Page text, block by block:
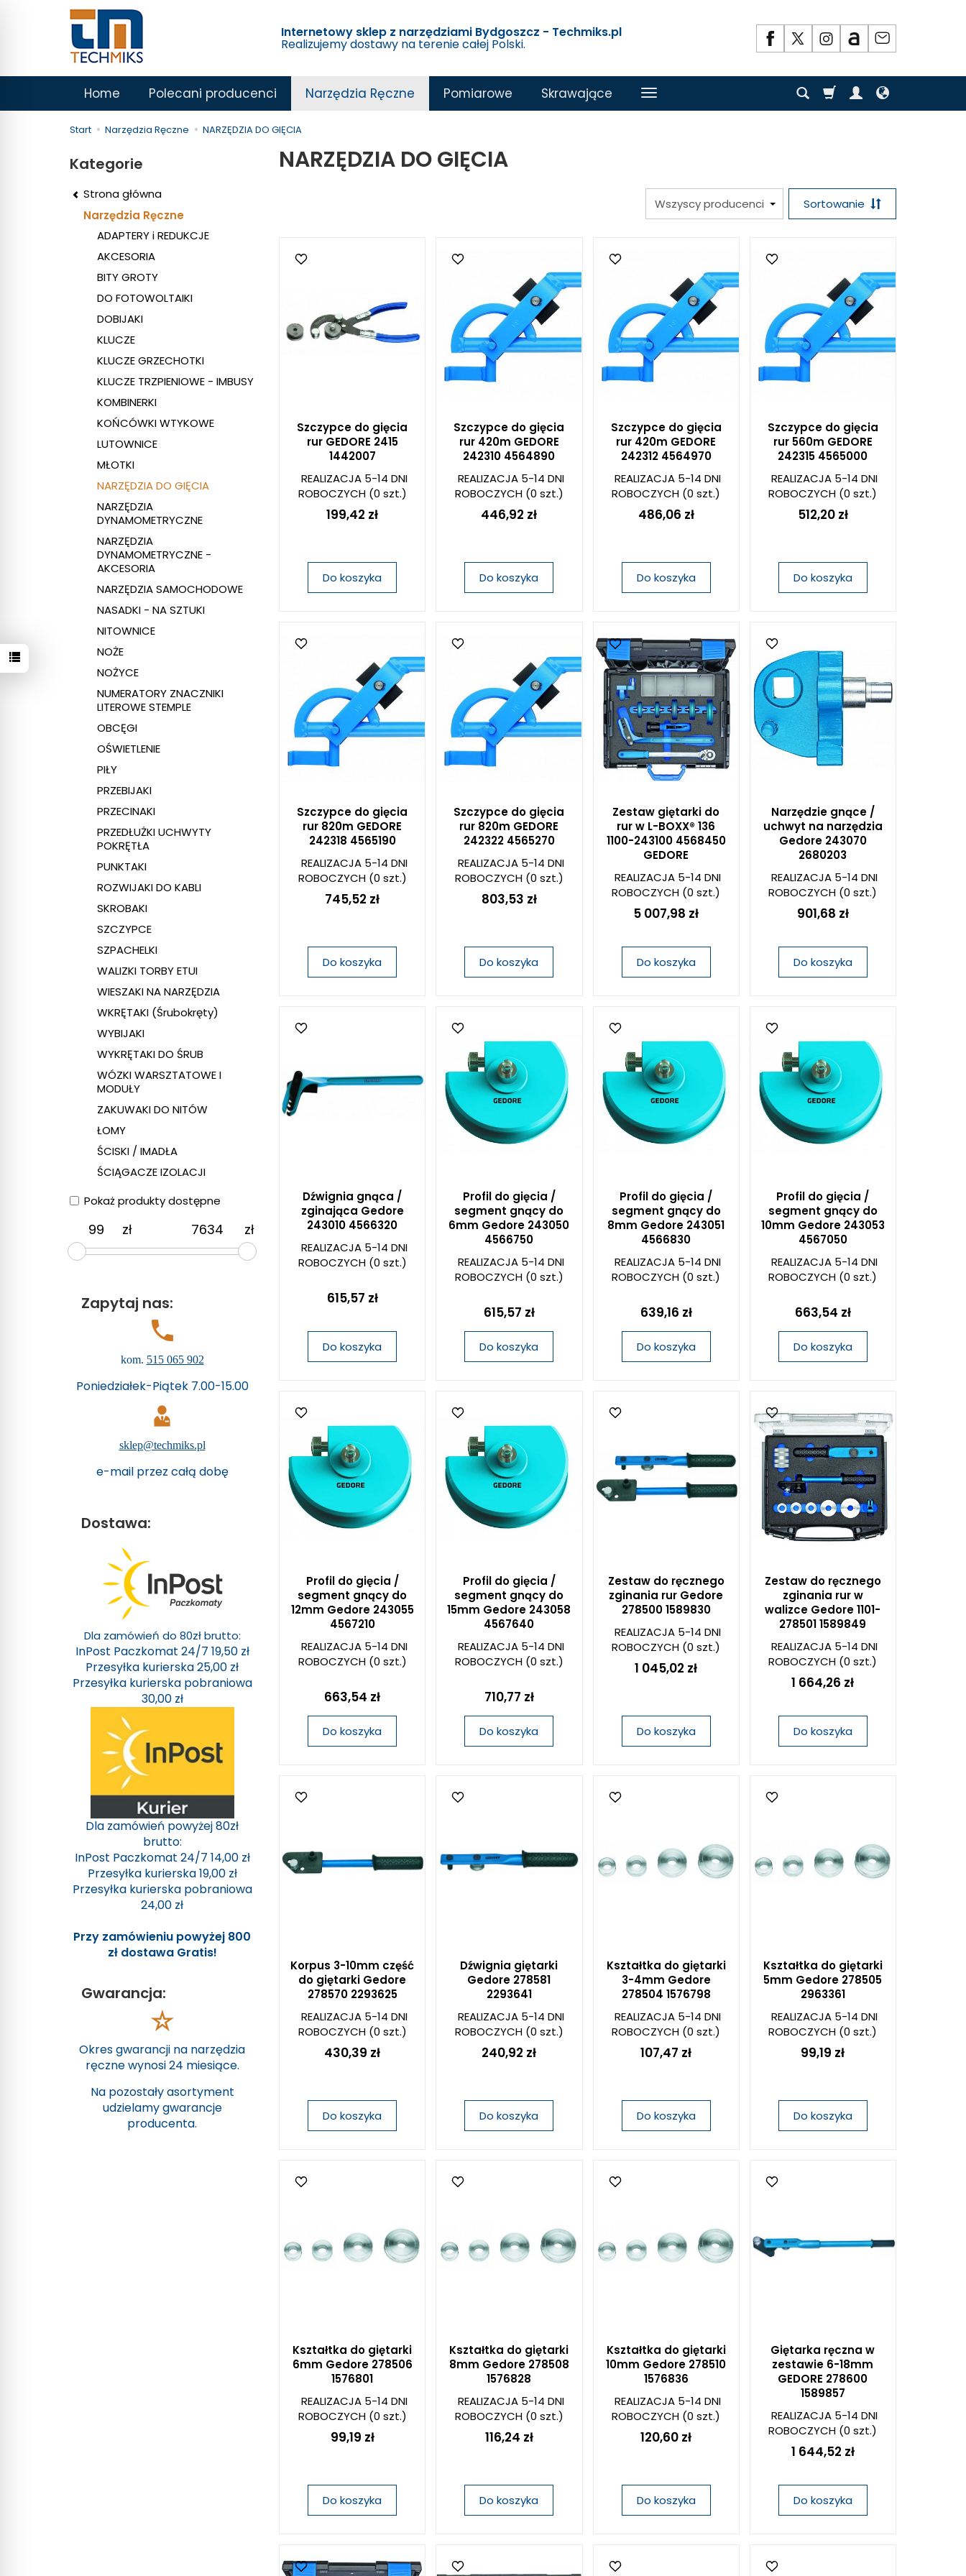
Internetowy sklep z narzędziami Bydgoszcz - Techmiks.pl
Realizujemy dostawy na terenie całej Polski.
Home Polecani producenci Narzędzia Ręczne Pomiarowe Skrawające
Start Narzędzia Ręczne NARZĘDZIA DO GIĘCIA
NARZĘDZIA DO GIĘCIA
Sortowanie
Szczypce do gięcia
rur GEDORE 2415
1442007
REALIZACJA 5-14 DNI
ROBOCZYCH(0 szt.)
199,42 zł
Do koszyka
Szczypce do gięcia
rur 420m GEDORE
242310 4564890
REALIZACJA 5-14 DNI
ROBOCZYCH(0 szt.)
446,92 zł
Do koszyka
Szczypce do gięcia
rur 420m GEDORE
242312 4564970
REALIZACJA 5-14 DNI
ROBOCZYCH (0 szt.)
486,06 zł
Do koszyka
Szczypce do gięcia
rur 560m GEDORE
242315 4565000
REALIZACJA 5-14 DNI
ROBOCZYCH (0 szt.)
512,20 zł
Do koszyka
Szczypce do gięcia
rur 820m GEDORE
242318 4565190
REALIZACJA 5-14 DNI
ROBOCZYCH(0 szt.)
745,52 zł
Do koszyka
Szczypce do gięcia
rur 820m GEDORE
242322 4565270
REALIZACJA 5-14 DNI
ROBOCZYCH(0 szt.)
803,53 zł
Do koszyka
Zestaw giętarki do
rur w L-BOXX® 136
1100-243100 4568450
GEDORE
REALIZACJA 5-14 DNI
ROBOCZYCH (0 szt.)
5 007,98 zł
Do koszyka
Narzędzie gnące /
uchwyt na narzędzia
Gedore 243070
2680203
REALIZACJA 5-14 DNI
ROBOCZYCH (0 szt.)
901,68 zł
Do koszyka
Dźwignia gnąca /
zginająca Gedore
243010 4566320
REALIZACJA 5-14 DNI
ROBOCZYCH(0 szt.)
615,57 zł
Do koszyka
Profil do gięcia /
segment gnący do
6mm Gedore 243050
4566750
REALIZACJA 5-14 DNI
ROBOCZYCH(0 szt.)
615,57 zł
Do koszyka
Profil do gięcia /
segment gnący do
8mm Gedore 243051
4566830
REALIZACJA 5-14 DNI
ROBOCZYCH (0 szt.)
639,16 zł
Do koszyka
Profil do gięcia /
segment gnący do
10mm Gedore 243053
4567050
REALIZACJA 5-14 DNI
ROBOCZYCH (0 szt.)
663,54 zł
Do koszyka
Profil do gięcia /
segment gnący do
12mm Gedore 243055
4567210
REALIZACJA 5-14 DNI
ROBOCZYCH(0 szt.)
663,54 zł
Do koszyka
Profil do gięcia /
segment gnący do
15mm Gedore 243058
4567640
REALIZACJA 5-14 DNI
ROBOCZYCH(0 szt.)
710,77 zł
Do koszyka
Zestaw do ręcznego
zginania rur Gedore
278500 1589830
REALIZACJA 5-14 DNI
ROBOCZYCH (0 szt.)
1 045,02 zł
Do koszyka
Zestaw do ręcznego
zginania rur w
walizce Gedore 1101-
278501 1589849
REALIZACJA 5-14 DNI
ROBOCZYCH (0 szt.)
1 664,26 zł
Do koszyka
Korpus 3-10mm część
do giętarki Gedore
278570 2293625
REALIZACJA 5-14 DNI
ROBOCZYCH(0 szt.)
430,39 zł
Do koszyka
Dźwignia giętarki
Gedore 278581
2293641
REALIZACJA 5-14 DNI
ROBOCZYCH(0 szt.)
240,92 zł
Do koszyka
Kształtka do giętarki
3-4mm Gedore
278504 1576798
REALIZACJA 5-14 DNI
ROBOCZYCH (0 szt.)
107,47 zł
Do koszyka
Kształtka do giętarki
5mm Gedore 278505
2963361
REALIZACJA 5-14 DNI
ROBOCZYCH (0 szt.)
99,19 zł
Do koszyka
Kształtka do giętarki
6mm Gedore 278506
1576801
REALIZACJA 5-14 DNI
ROBOCZYCH(0 szt.)
99,19 zł
Do koszyka
Kształtka do giętarki
8mm Gedore 278508
1576828
REALIZACJA 5-14 DNI
ROBOCZYCH(0 szt.)
116,24 zł
Do koszyka
Kształtka do giętarki
10mm Gedore 278510
1576836
REALIZACJA 5-14 DNI
ROBOCZYCH (0 szt.)
120,60 zł
Do koszyka
Giętarka ręczna w
zestawie 6-18mm
GEDORE 278600
1589857
REALIZACJA 5-14 DNI
ROBOCZYCH (0 szt.)
1 644,52 zł
Do koszyka
Kategorie
Strona główna
Narzędzia Ręczne
ADAPTERY i REDUKCJE
AKCESORIA
BITY GROTY
DO FOTOWOLTAIKI
DOBIJAKI
KLUCZE
KLUCZE GRZECHOTKI
KLUCZE TRZPIENIOWE - IMBUSY
KOMBINERKI
KOŃCÓWKI WTYKOWE
LUTOWNICE
MŁOTKI
NARZĘDZIA DO GIĘCIA
NARZĘDZIA
DYNAMOMETRYCZNE
NARZĘDZIA
DYNAMOMETRYCZNE -
AKCESORIA
NARZĘDZIA SAMOCHODOWE
NASADKI - NA SZTUKI
NITOWNICE
NOŻE
NOŻYCE
NUMERATORY ZNACZNIKI
LITEROWE STEMPLE
OBCĘGI
OŚWIETLENIE
PIŁY
PRZEBIJAKI
PRZECINAKI
PRZEDŁUŻKI UCHWYTY
POKRĘTŁA
PUNKTAKI
ROZWIJAKI DO KABLI
SKROBAKI
SZCZYPCE
SZPACHELKI
WALIZKI TORBY ETUI
WIESZAKI NA NARZĘDZIA
WKRĘTAKI (Śrubokręty)
WYBIJAKI
WYKRĘTAKI DO ŚRUB
WÓZKI WARSZTATOWE I
MODUŁY
ZAKUWAKI DO NITÓW
ŁOMY
ŚCISKI / IMADŁA
ŚCIĄGACZE IZOLACJI
Pokaż produkty dostępne
zł zł
Zapytaj nas:
kom. 515 065 902
Poniedziałek-Piątek 7.00-15.00
sklep@techmiks.pl
e-mail przez całą dobę
Dostawa:
Dla zamówień do 80zł brutto:
InPost Paczkomat 24/7 19,50 zł
Przesyłka kurierska 25,00 zł
Przesyłka kurierska pobraniowa
30,00 zł
Dla zamówień powyżej 80zł
brutto:
InPost Paczkomat 24/7 14,00 zł
Przesyłka kurierska 19,00 zł
Przesyłka kurierska pobraniowa
24,00 zł
Przy zamówieniu powyżej 800
zł dostawa Gratis!
Gwarancja:
Okres gwarancji na narzędzia
ręczne wynosi 24 miesiące.
Na pozostały asortyment
udzielamy gwarancje
producenta.